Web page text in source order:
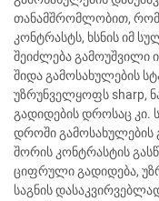
თანამშრომლობით,
კონტრასტს, ხსნის იმ
შეიძლება გამოუშვილი
შიდა გამოსახულების
უზრუნველყოფს sharp,
გადიდების დროსაც კი.
დროში გამოსახულების
შორის კონტრასტის
ციფრული გადიდება,
საგნის